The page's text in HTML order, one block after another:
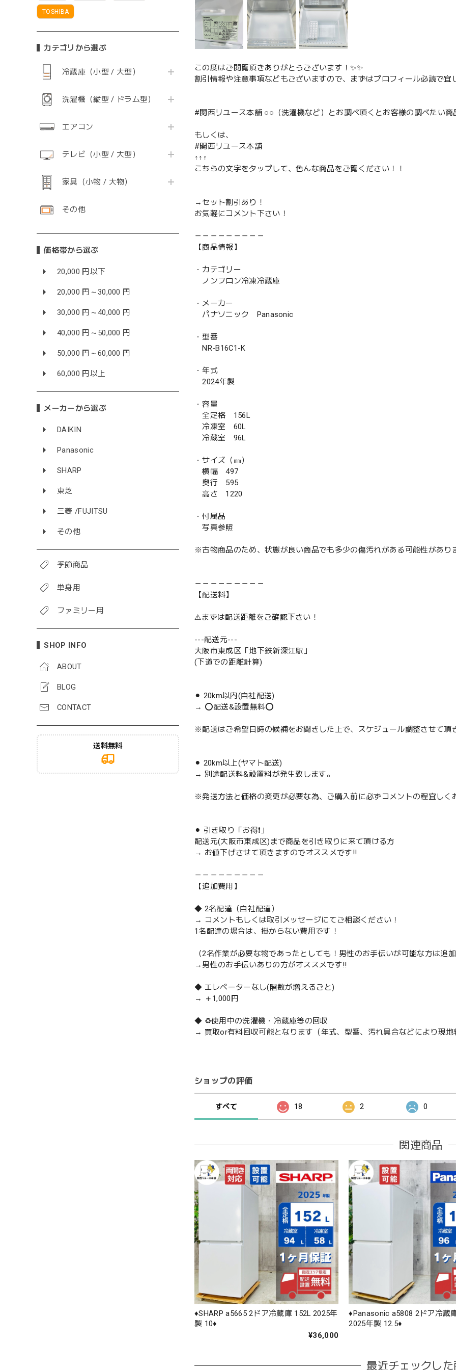
TOSHIBA
カテゴリから選ぶ
冷蔵庫（小型 / 大型）
洗濯機（縦型 / ドラム型）
エアコン
テレビ（小型 / 大型）
家具（小物 / 大物）
その他
価格帯から選ぶ
20,000 円以下
20,000 円～30,000 円
30,000 円～40,000 円
40,000 円～50,000 円
50,000 円～60,000 円
60,000 円以上
メーカーから選ぶ
DAIKIN
Panasonic
SHARP
東芝
三菱 /FUJITSU
その他
季節商品
単身用
ファミリー用
SHOP INFO
ABOUT
BLOG
CONTACT
送料無料
この度はご閲覧頂きありがとうございます！✨✨
割引情報や注意事項などもございますので、まずはプロフィール必読で宜
#関西リユース本舗 ○○（洗濯機など）とお調べ頂くとお客様の調べたい商
もしくは、
#関西リユース本舗
↑↑↑
こちらの文字をタップして、色んな商品をご覧ください！！
→セット割引あり！
お気軽にコメント下さい！
－－－－－－－－－
【商品情報】
・カテゴリー
ノンフロン冷凍冷蔵庫
・メーカー
パナソニック Panasonic
・型番
NR-B16C1-K
・年式
2024年製
・容量
全定格 156L
冷凍室 60L
冷蔵室 96L
・サイズ（㎜）
横幅 497
奥行 595
高さ 1220
・付属品
写真参照
※古物商品のため、状態が良い商品でも多少の傷汚れがある可能性があり
－－－－－－－－－
【配送料】
⚠️まずは配送距離をご確認下さい！
---配送元---
大阪市東成区「地下鉄新深江駅」
(下道での距離計算)
⚫︎ 20km以内(自社配送)
→ ⭕️配送&設置無料⭕️
※配送はご希望日時の候補をお聞きした上で、スケジュール調整させて頂
⚫︎ 20km以上(ヤマト配送)
→ 別途配送料&設置料が発生致します。
※発送方法と価格の変更が必要な為、ご購入前に必ずコメントの程宜しく
⚫︎ 引き取り「お得❗️」
配送元(大阪市東成区)まで商品を引き取りに来て頂ける方
→ お値下げさせて頂きますのでオススメです‼️
－－－－－－－－－
【追加費用】
◆ 2名配達（自社配達）
→ コメントもしくは取引メッセージにてご相談ください！
1名配達の場合は、掛からない費用です！
（2名作業が必要な物であったとしても！男性のお手伝いが可能な方は追
→男性のお手伝いありの方がオススメです‼️
◆ エレベーターなし(階数が増えるごと)
→ ＋1,000円
◆ ♻️使用中の洗濯機・冷蔵庫等の回収
→ 買取or有料回収可能となります（年式、型番、汚れ具合などにより現地
ショップの評価
すべて 18 2 0
関連商品
♦️SHARP a5665 2ドア冷蔵庫 152L 2025年
製 10♦️
¥36,000
♦️Panasonic a5808 2ドア冷蔵
2025年製 12.5♦️
最近チェックした